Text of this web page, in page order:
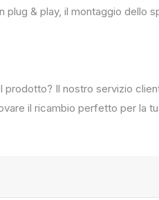
plug & play, il montaggio
prodotto? Il nostro servizio
il ricambio perfetto per la